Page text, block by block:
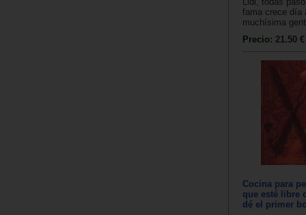
fama crece día
muchísima
Precio: 21.50 €
Cocina para
que esté libre
dé el primer